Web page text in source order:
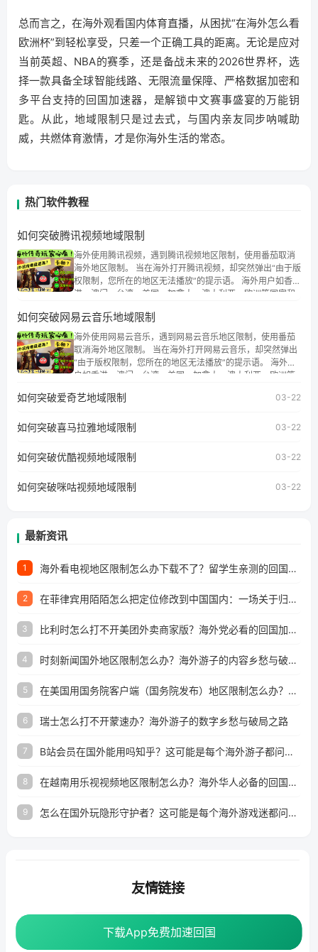
总而言之，在海外观看国内体育直播，从困扰“在海外怎么看
欧洲杯”到轻松享受，只差一个正确工具的距离。无论是应对
当前英超、NBA的赛季，还是备战未来的2026世界杯，选
择一款具备全球智能线路、无限流量保障、严格数据加密和
多平台支持的回国加速器，是解锁中文赛事盛宴的万能钥
匙。从此，地域限制只是过去式，与国内亲友同步呐喊助
威，共燃体育激情，才是你海外生活的常态。
热门软件教程
如何突破腾讯视频地域限制
海外使用腾讯视频，遇到腾讯视频地区限制，使用番茄取消
海外地区限制。 当在海外打开腾讯视频，却突然弹出“由于版
权限制，您所在的地区无法播放”的提示语。 海外用户如香
港、澳门、台湾、美国、加拿大、澳大利亚、欧洲等国家和
权限制问题，且仅能在中国大陆地区播放。 遇到这个问题的
朋友们，使用番茄回国加速器，即可解决「海外用户收听腾
讯视频地区版权限制」的问题，无论人在香港、澳门、台
湾、美国、加拿大、澳大利亚、欧洲等国家和地区工作、留
学、定居等，都可以使用，不再因地区和版权限制所困扰。
如何突破网易云音乐地域限制
海外使用网易云音乐，遇到网易云音乐地区限制，使用番茄
取消海外地区限制。 当在海外打开网易云音乐，却突然弹出
“由于版权限制，您所在的地区无法播放”的提示语。 海外用
户如香港、澳门、台湾、美国、加拿大、澳大利亚、欧洲等
地区及版权限制问题，且仅能在中国大陆地区播放。 遇到这
户收听网易云音乐地区版权限制」的问题，无论人在香港、
工作、留学、定居等，都可以使用，不再因地区和版权限制
所困扰。
如何突破爱奇艺地域限制 03-22
如何突破喜马拉雅地域限制 03-22
如何突破优酷视频地域限制 03-22
如何突破咪咕视频地域限制 03-22
最新资讯
1 海外看电视地区限制怎么办下载不了？留学生亲测的回国加速方案（附2026世界杯观赛技巧）
2 在菲律宾用陌陌怎么把定位修改到中国国内：一场关于归属感与连接的探索
3 比利时怎么打不开美团外卖商家版？海外党必看的回国加速全攻略
4 时刻新闻国外地区限制怎么办？海外游子的内容乡愁与破局之路
5 在美国用国务院客户端（国务院发布）地区限制怎么办？3步解决海外看国内内容难题
6 瑞士怎么打不开蒙速办？海外游子的数字乡愁与破局之路
7 B站会员在国外能用吗知乎？这可能是每个海外游子都问过的问题
8 在越南用乐视视频地区限制怎么办？海外华人必备的回国加速攻略
9 怎么在国外玩隐形守护者？这可能是每个海外游戏迷都问过的问题
下载App免费加速回国
下载App免费加速回国
友情链接